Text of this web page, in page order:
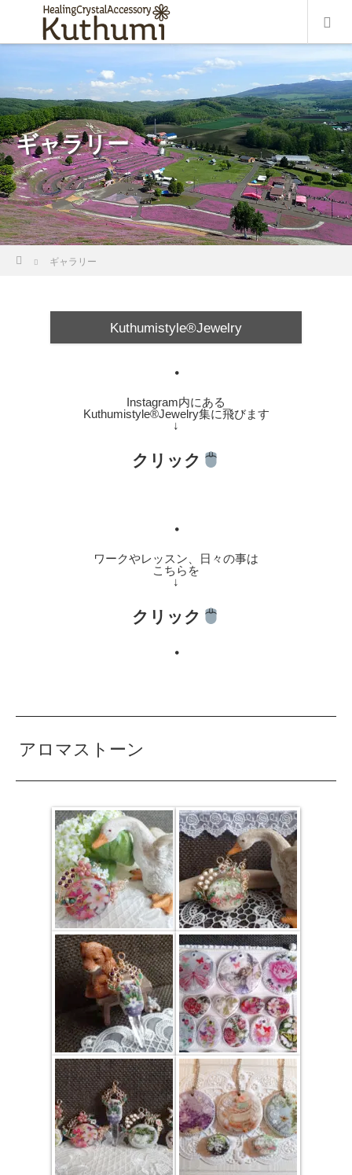
ギャラリー
ホーム
ギャラリー
Kuthumistyle®Jewelry
・
Instagram内にある
Kuthumistyle®️Jewelry集に飛びます
↓
クリック
・
ワークやレッスン、日々の事は
こちらを
↓
クリック
・
アロマストーン